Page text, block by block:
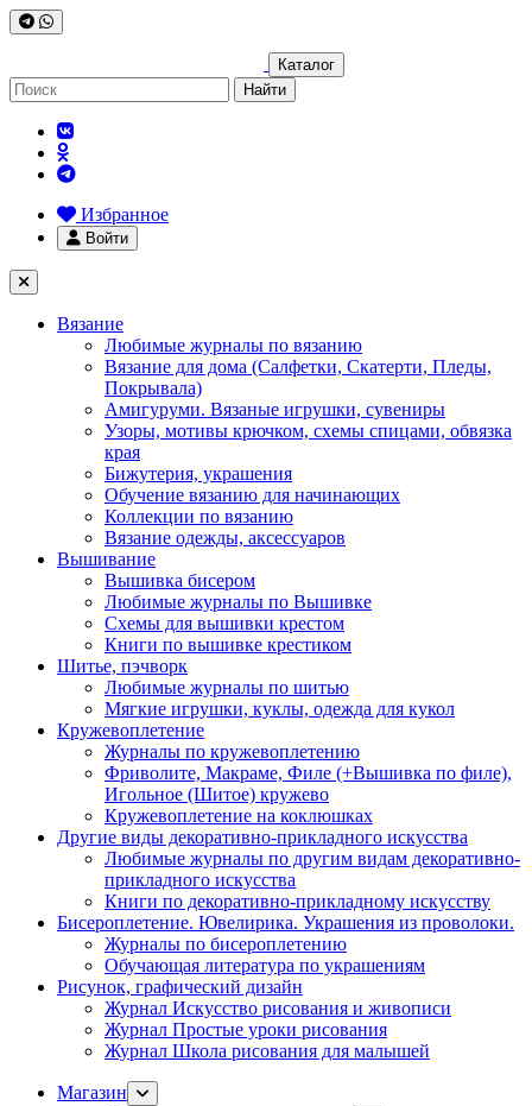
Каталог
Найти
Избранное
Войти
Вязание
Любимые журналы по вязанию
Вязание для дома (Салфетки, Скатерти, Пледы,
Покрывала)
Амигуруми. Вязаные игрушки, сувениры
Узоры, мотивы крючком, схемы спицами, обвязка
края
Бижутерия, украшения
Обучение вязанию для начинающих
Коллекции по вязанию
Вязание одежды, аксессуаров
Вышивание
Вышивка бисером
Любимые журналы по Вышивке
Схемы для вышивки крестом
Книги по вышивке крестиком
Шитье, пэчворк
Любимые журналы по шитью
Мягкие игрушки, куклы, одежда для кукол
Кружевоплетение
Журналы по кружевоплетению
Фриволите, Макраме, Филе (+Вышивка по филе),
Игольное (Шитое) кружево
Кружевоплетение на коклюшках
Другие виды декоративно-прикладного искусства
Любимые журналы по другим видам декоративно-
прикладного искусства
Книги по декоративно-прикладному искусству
Бисероплетение. Ювелирика. Украшения из проволоки.
Журналы по бисероплетению
Обучающая литература по украшениям
Рисунок, графический дизайн
Журнал Искусство рисования и живописи
Журнал Простые уроки рисования
Журнал Школа рисования для малышей
Магазин